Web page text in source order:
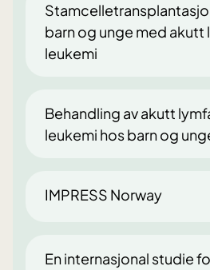
barn og unge med akutt
leukemi
Behandling av akutt
leukemi hos barn og
IMPRESS Norway
En internasjonal studie